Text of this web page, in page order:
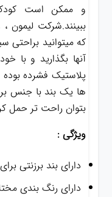
و ممکن است
ببینند.شرکت لیمون
که میتوانید
آنها بگذارید و با
پلاستیک فشرده
ها یک بند با جنس
بتوان راحت تر حمل
ویژگی :
دارای بند برزنتی
دارای رنگ بندی